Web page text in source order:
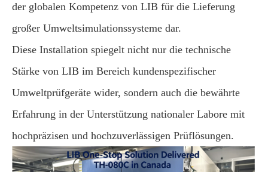
der globalen Kompetenz von LIB für die Lieferung
großer Umweltsimulationssysteme dar.
Diese Installation spiegelt nicht nur die technische
Stärke von LIB im Bereich kundenspezifischer
Umweltprüfgeräte wider, sondern auch die bewährte
Erfahrung in der Unterstützung nationaler Labore mit
hochpräzisen und hochzuverlässigen Prüflösungen.